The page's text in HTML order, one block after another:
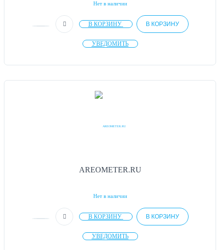
Нет в наличии
В КОРЗИНУ В КОРЗИНУ
УВЕДОМИТЬ
AREOMETER.RU
Нет в наличии
В КОРЗИНУ В КОРЗИНУ
УВЕДОМИТЬ